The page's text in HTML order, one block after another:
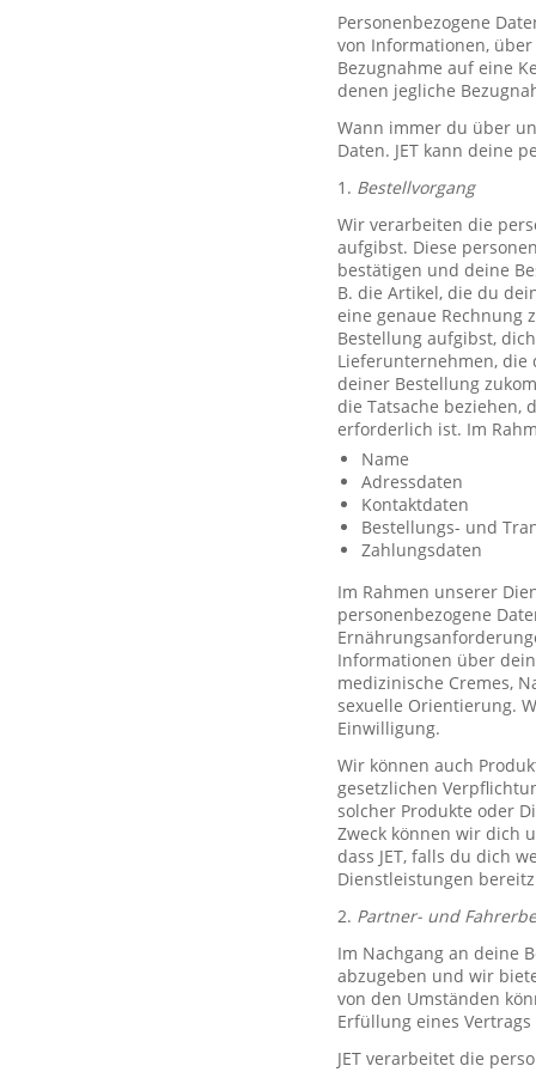
Personenbezogene
von Informationen,
Bezugnahme auf eine
denen jegliche
Wann immer du über
Daten. JET kann deine
1. Bestellvorgang
Wir verarbeiten die
aufgibst. Diese
bestätigen und deine
B. die Artikel, die du
eine genaue Rechnung
Bestellung aufgibst,
Lieferunternehmen, die
deiner Bestellung
die Tatsache beziehen,
erforderlich ist. Im
Name
Adressdaten
Kontaktdaten
Bestellungs- und
Zahlungsdaten
Im Rahmen unserer
personenbezogene
Informationen über
medizinische Cremes,
sexuelle Orientierung.
Einwilligung.
Wir können auch
gesetzlichen
solcher Produkte oder
Zweck können wir dich
dass JET, falls du dich
Dienstleistungen
2. Partner- und
Im Nachgang an deine
abzugeben und wir
von den Umständen
Erfüllung eines
JET verarbeitet die